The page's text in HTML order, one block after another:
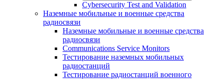
Cybersecurity Test and Validation
Наземные мобильные и военные средства
радиосвязи
Наземные мобильные и военные средства
радиосвязи
Communications Service Monitors
Тестирование наземных мобильных
радиостанций
Тестирование радиостанций военного